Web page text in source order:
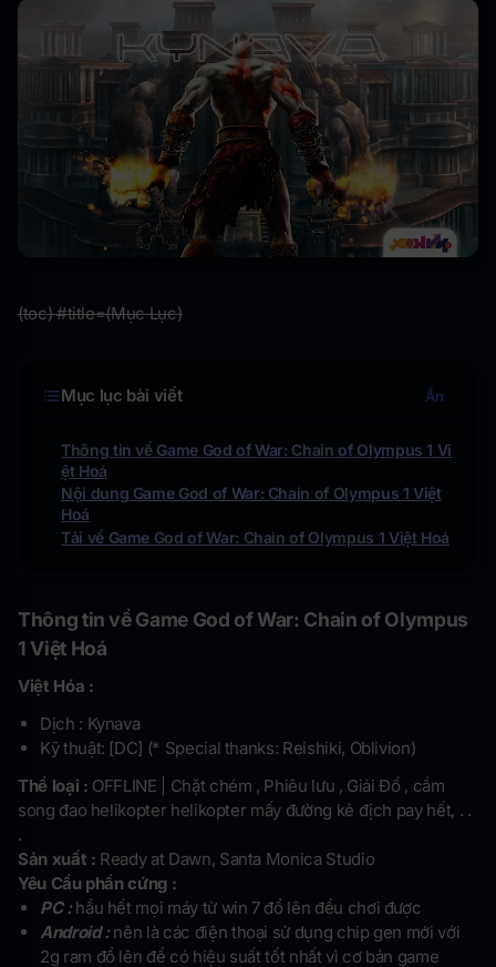
(toc) #title=(Mục Lục)
Mục lục bài viết Ẩn
Thông tin về Game God of War: Chain of Olympus 1 Vi
ệt Hoá
Nội dung Game God of War: Chain of Olympus 1 Việt
Hoá
Tải về Game God of War: Chain of Olympus 1 Việt Hoá
Thông tin về Game God of War: Chain of Olympus
1 Việt Hoá
Việt Hóa :
Dịch : Kynava
Kỹ thuật: [DC] (* Special thanks: Reishiki, Oblivion)
Thể loại : OFFLINE | Chặt chém , Phiêu lưu , Giải Đố , cầm
song đao helikopter helikopter mấy đường kẻ địch pay hết, . .
.
Sản xuất : Ready at Dawn, Santa Monica Studio
Yêu Cầu phần cứng :
PC : hầu hết mọi máy từ win 7 đổ lên đều chơi được
Android : nên là các điện thoại sử dụng chip gen mới với
2g ram đổ lên để có hiệu suất tốt nhất vì cơ bản game